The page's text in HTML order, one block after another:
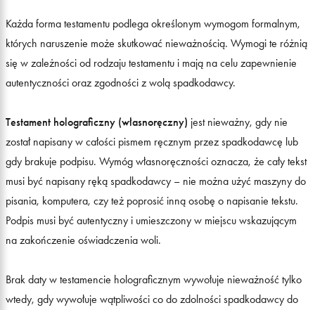
Każda forma testamentu podlega określonym wymogom formalnym,
których naruszenie może skutkować nieważnością. Wymogi te różnią
się w zależności od rodzaju testamentu i mają na celu zapewnienie
autentyczności oraz zgodności z wolą spadkodawcy.
Testament holograficzny (własnoręczny) jest nieważny, gdy nie
został napisany w całości pismem ręcznym przez spadkodawcę lub
gdy brakuje podpisu. Wymóg własnoręczności oznacza, że cały tekst
musi być napisany ręką spadkodawcy – nie można użyć maszyny do
pisania, komputera, czy też poprosić inną osobę o napisanie tekstu.
Podpis musi być autentyczny i umieszczony w miejscu wskazującym
na zakończenie oświadczenia woli.
Brak daty w testamencie holograficznym wywołuje nieważność tylko
wtedy, gdy wywołuje wątpliwości co do zdolności spadkodawcy do